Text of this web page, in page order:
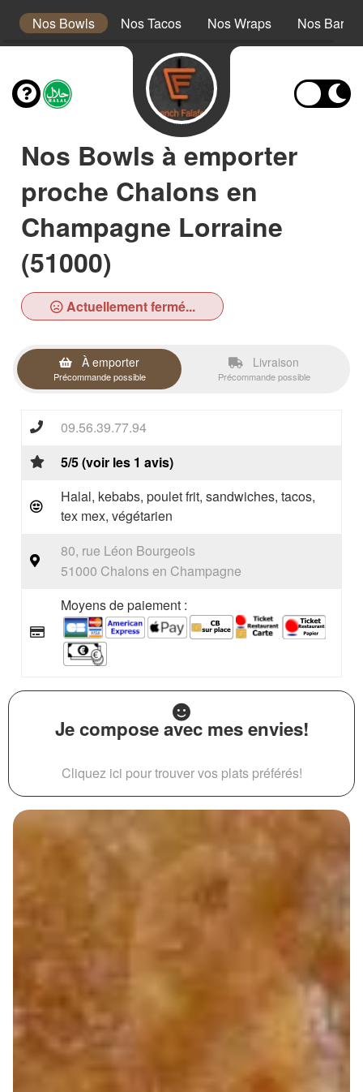
Nos Bowls Nos Tacos Nos Wraps Nos
Nos Bowls à emporter
proche Chalons en
Champagne Lorraine
(51000)
Actuellement fermé...
À emporter
Précommande possible
Livraison
Précommande possible
09.56.39.77.94
5/5 (voir les 1 avis)
Halal, kebabs, poulet frit, sandwiches, tacos,
tex mex, végétarien
80, rue Léon Bourgeois
51000 Chalons en Champagne
Moyens de paiement :
Je compose avec mes envies!
Cliquez ici pour trouver vos plats préférés!